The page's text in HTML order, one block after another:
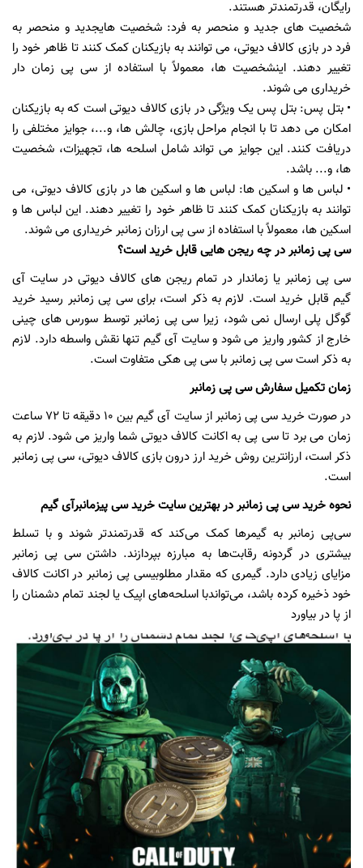
رایگان، قدرتمندتر هستند.
شخصیت های جدید و منحصر به فرد: شخصیت هایجدید و منحصر به
فرد در بازی کالاف دیوتی، میتوانند به بازیکنانکمک کنند تا ظاهر خود را
تغییر دهند. اینشخصیت ها، معمولاً با استفاده از سی پی زمان دار
خریداری میشوند.
•بتل پس: بتل پس یک ویژگی در بازی کالاف دیوتی است که به بازیکنان
امکان می دهد تا با انجام مراحل بازی، چالش ها، و...، جوایز مختلفی را
دریافت کنند. این جوایز می تواند شامل اسلحه ها، تجهیزات، شخصیت
ها، و... باشد.
• لباس ها و اسکین ها: لباس ها و اسکین ها در بازی کالاف دیوتی، می
توانند به بازیکنان کمک کنند تا ظاهر خود را تغییر دهند. این لباس ها و
اسکین ها، معمولاً با استفاده از سی پیارزان زمانبرخریداری می شوند.
سی پی زمانبر در چه ریجن هایی قابل خرید است؟
سی پی زمانبر یا زماندار در تمام ریجن های کالاف دیوتی در سایت آی
گیم قابل خرید است. لازم به ذکر است، برای سی پی زمانبر رسید خرید
گوگل پلی ارسال نمی شود، زیرا سی پی زمانبر توسط سورس های چینی
خارج از کشور واریز می شود و سایت آی گیم تنها نقش واسطه دارد. لازم
به ذکر است سی پی زمانبر با سی پی هکی متفاوت است.
زمان تکمیلسفارشسی پی زمانبر
در صورت خرید سی پی زمانبر از سایت آی گیم بین 10 دقیقه تا 72 ساعت
زمان می برد تا سی پی به اکانت کالاف دیوتی شما واریز می شود. لازم به
ذکر است، ارزانترین روش خرید ارز درون بازی کالاف دیوتی، سی پی زمانبر
است.
نحوه خریدسیپیزمانبر دربهترینسایتخریدسیپیزمانبرآی گیم
سی‌پی زمانبربه گیمرها کمک می‌کندکه قدرتمندتر شوند و با تسلط
بیشتریدر گردونه رقابت‌ها به مبارزه بپردازند. داشتن سی‌ پی زمانبر
مزایایزیادیدارد. گیمری که مقدار مطلوبیسی ‌پی زمانبردراکانت کالاف
خود ذخیرهکرده باشد، می‌تواندبا اسلحه‌هایاپیکیا لجند تمام دشمنان را
از پا در بیاورد